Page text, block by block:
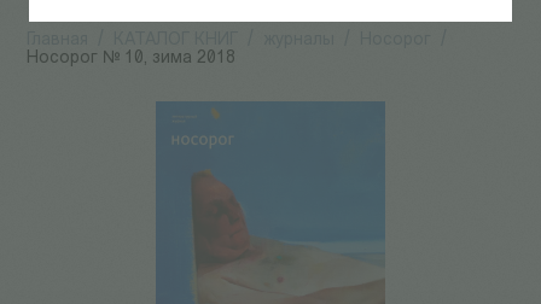
Носорог № 10, зима 2018